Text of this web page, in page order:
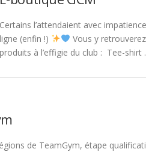
Certains l’attendaient avec
ligne (enfin !)
Vous y
produits à l’effigie du club : Tee-shirt
de TeamGym, étape